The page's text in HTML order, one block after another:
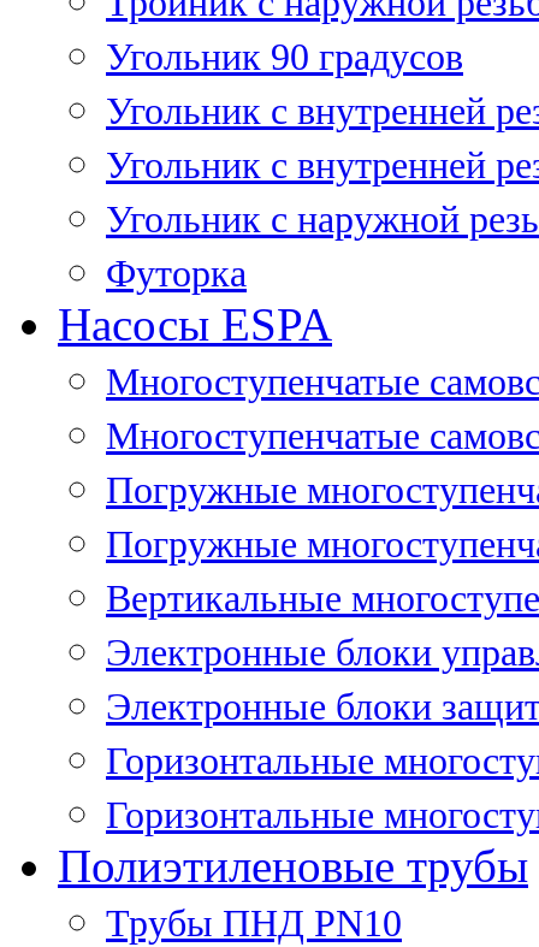
Угольник 90 градусов
Угольник c внутренней
Угольник с внутренней
Угольник с наружной
Футорка
Насосы ESPA
Многоступенчатые
Многоступенчатые
Погружные
Погружные
Вертикальные
Электронные блоки
Электронные блоки
Горизонтальные
Горизонтальные
Полиэтиленовые трубы
Трубы ПНД PN10